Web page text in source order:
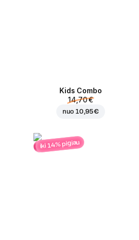
Kids Combo
14,70 €
nuo10,95 €
iki 14% pigiau